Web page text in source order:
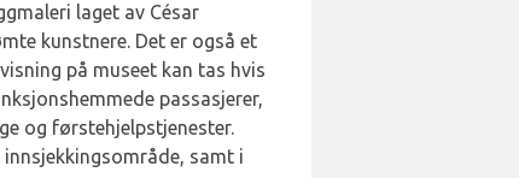
laget av César
kunstnere. Det er også et
på museet kan tas hvis
passasjerer,
og førstehjelpstjenester.
samt i